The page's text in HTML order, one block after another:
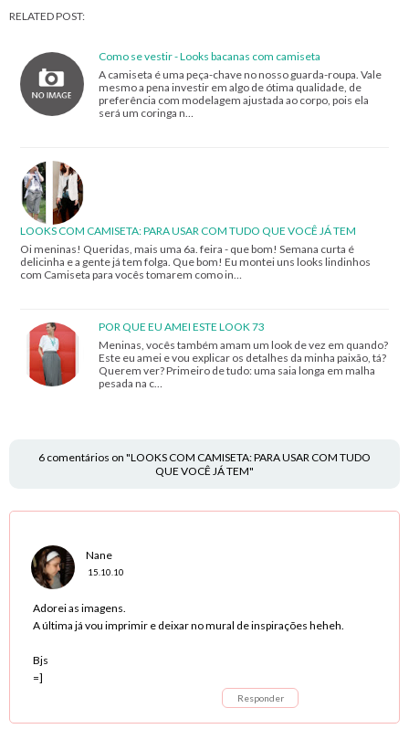
RELATED POST:
Como se vestir - Looks bacanas com camiseta
A camiseta é uma peça-chave no nosso guarda-roupa. Vale
mesmo a pena investir em algo de ótima qualidade, de
preferência com modelagem ajustada ao corpo, pois ela
será um coringa n…
LOOKS COM CAMISETA: PARA USAR COM TUDO QUE VOCÊ JÁ TEM
Oi meninas! Queridas, mais uma 6a. feira - que bom! Semana curta é
delicinha e a gente já tem folga. Que bom! Eu montei uns looks lindinhos
com Camiseta para vocês tomarem como in…
POR QUE EU AMEI ESTE LOOK 73
Meninas, vocês também amam um look de vez em quando?
Este eu amei e vou explicar os detalhes da minha paixão, tá?
Querem ver? Primeiro de tudo: uma saia longa em malha
pesada na c…
6 comentários on "LOOKS COM CAMISETA: PARA USAR COM TUDO
QUE VOCÊ JÁ TEM"
Nane
15.10.10
Adorei as imagens.
A última já vou imprimir e deixar no mural de inspirações heheh.
Bjs
=]
Responder